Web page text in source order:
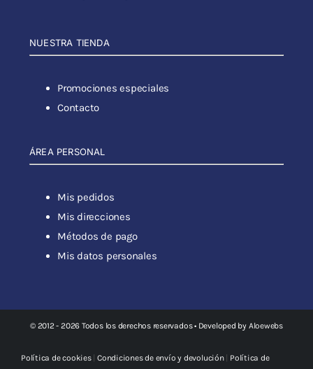
NUESTRA TIENDA
Promociones especiales
Contacto
ÁREA PERSONAL
Mis pedidos
Mis direcciones
Métodos de pago
Mis datos personales
© 2012 - 2026 Todos los derechos reservados • Developed by Aloewebs
Política de cookies|Condiciones de envío y devolución| Política de